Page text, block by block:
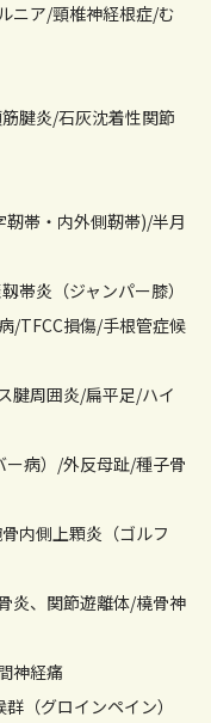
ア/頸椎神経根症/む
腱炎/石灰沈着性関節
帯・内外側靭帯)/半月
炎（ジャンパー膝）
/TFCC損傷/手根管症候
腱周囲炎/扁平足/ハイ
）/外反母趾/種子骨
内側上顆炎（ゴルフ
、関節遊離体/橈骨神
神経痛
（グロインペイン）